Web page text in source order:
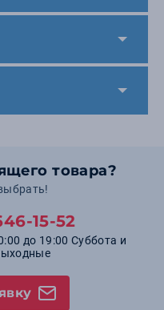
товара?
15-52
до 19:00 Суббота и